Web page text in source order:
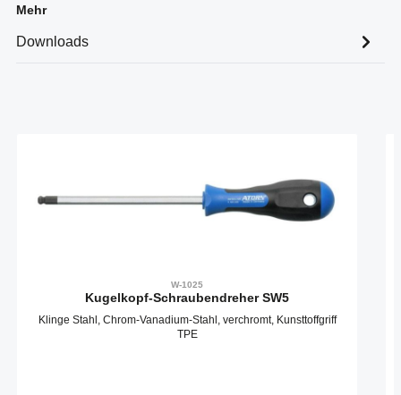
Mehr
Downloads
W-1025
Kugelkopf-Schraubendreher SW5
Klinge Stahl, Chrom-Vanadium-Stahl, verchromt, Kunsttoffgriff
TPE